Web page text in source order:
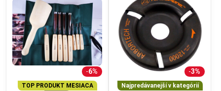
6%
TOP PRODUKT MESIACA
3%
Najpredávanejší v kategórií